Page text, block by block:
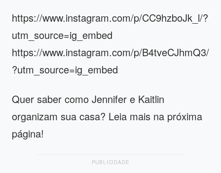
https://www.instagram.com/p/CC9hzboJk_l/?
utm_source=ig_embed
https://www.instagram.com/p/B4tveCJhmQ3/
?utm_source=ig_embed
Quer saber como Jennifer e Kaitlin
organizam sua casa? Leia mais na próxima
página!
PUBLICIDADE